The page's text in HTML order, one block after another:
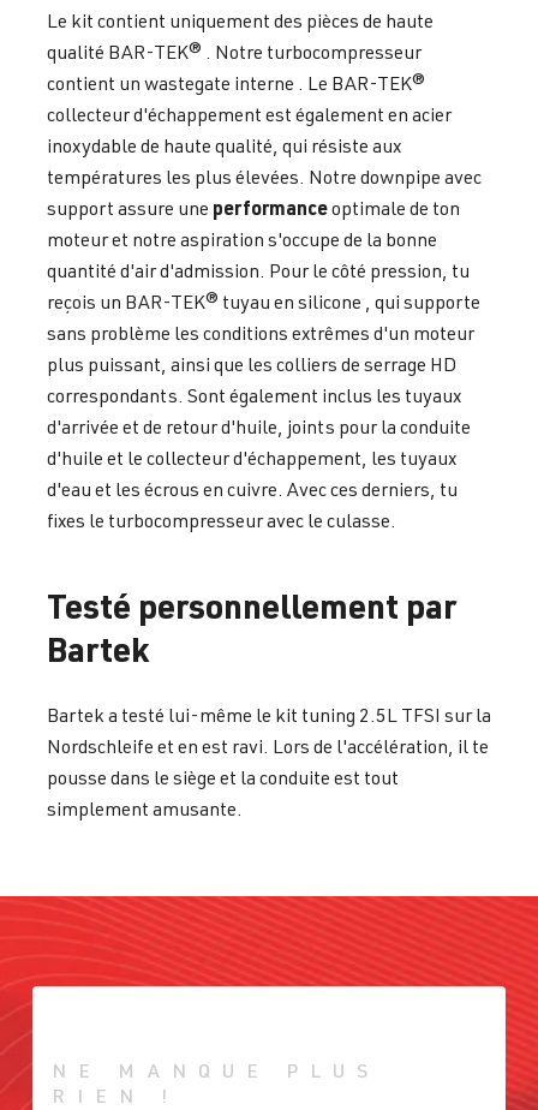
Le kit contient uniquement des pièces de haute
qualité BAR-TEK® . Notre turbocompresseur
contient un wastegate interne . Le BAR-TEK®
collecteur d'échappement est également en acier
inoxydable de haute qualité, qui résiste aux
températures les plus élevées. Notre downpipe avec
support assure une performanceoptimale de ton
moteur et notre aspiration s'occupe de la bonne
quantité d'air d'admission. Pour le côté pression, tu
reçois un BAR-TEK® tuyau en silicone , qui supporte
sans problème les conditions extrêmes d'un moteur
plus puissant, ainsi que les colliers de serrage HD
correspondants. Sont également inclus les tuyaux
d'arrivée et de retour d'huile, joints pour la conduite
d'huile et le collecteur d'échappement, les tuyaux
d'eau et les écrous en cuivre. Avec ces derniers, tu
fixes le turbocompresseur avec le culasse.
Testé personnellement par
Bartek
Bartek a testé lui-même le kit tuning 2.5L TFSI sur la
Nordschleife et en est ravi. Lors de l'accélération, il te
pousse dans le siège et la conduite est tout
simplement amusante.
NE MANQUE PLUS
RIEN !